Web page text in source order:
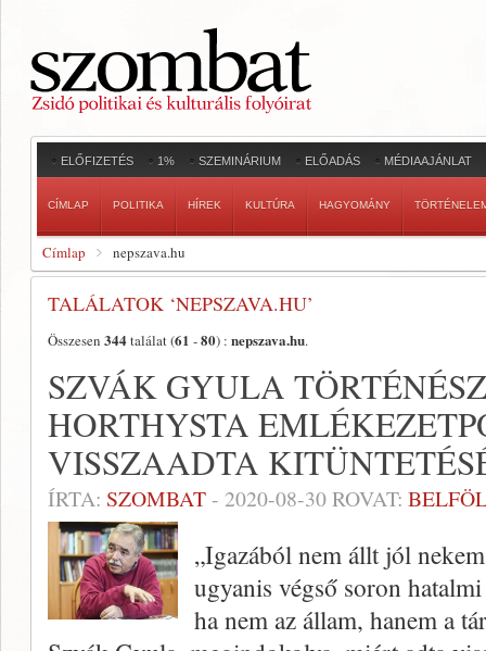
ELŐFIZETÉS 1% SZEMINÁRIUM ELŐADÁS MÉDIAAJÁNLAT
CÍMLAP POLITIKA HÍREK KULTÚRA HAGYOMÁNY
Címlap nepszava.hu
TALÁLATOK ‘NEPSZAVA.HU’
Összesen 344találat (61 -80) : nepszava.hu.
SZVÁK GYULA
HORTHYSTA
VISSZAADTA
ÍRTA: SZOMBAT- 2020-08-30ROVAT:
„Igazából nem állt jól
ugyanis végső soron
ha nem az állam, hanem a